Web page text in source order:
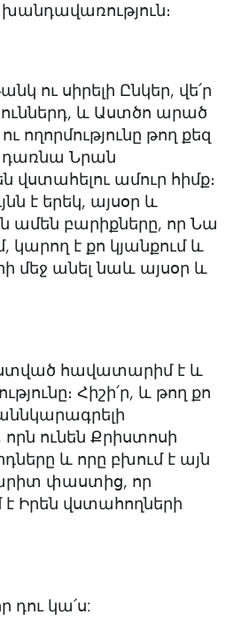
ու սիրելի Ընկեր, վե՛ր
և Աստծո արած
ողորմությունը թող քեզ
դառնա Նրան
ամուր հիմք։
է երեկ, այսօր և
ամեն բարիքները, որ Նա
կարող է քո կյանքում և
մեջ անել նաև այսօր և
հավատարիմ է և
Հիշի՛ր, և թող քո
ունեն Քրիստոսի
և որը բխում է այն
փաստից, որ
Իրեն վստահողների
դու կա՛ս: